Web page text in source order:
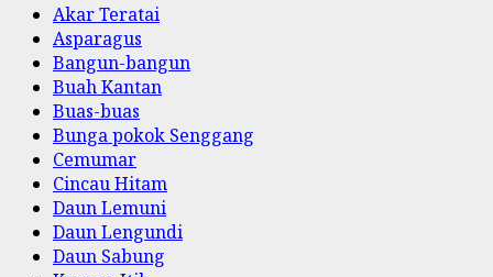
Akar Teratai
Asparagus
Bangun-bangun
Buah Kantan
Buas-buas
Bunga pokok Senggang
Cemumar
Cincau Hitam
Daun Lemuni
Daun Lengundi
Daun Sabung